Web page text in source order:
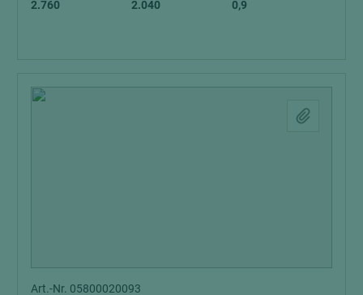
2.760
2.040
0,9
Art.-Nr. 05800020093